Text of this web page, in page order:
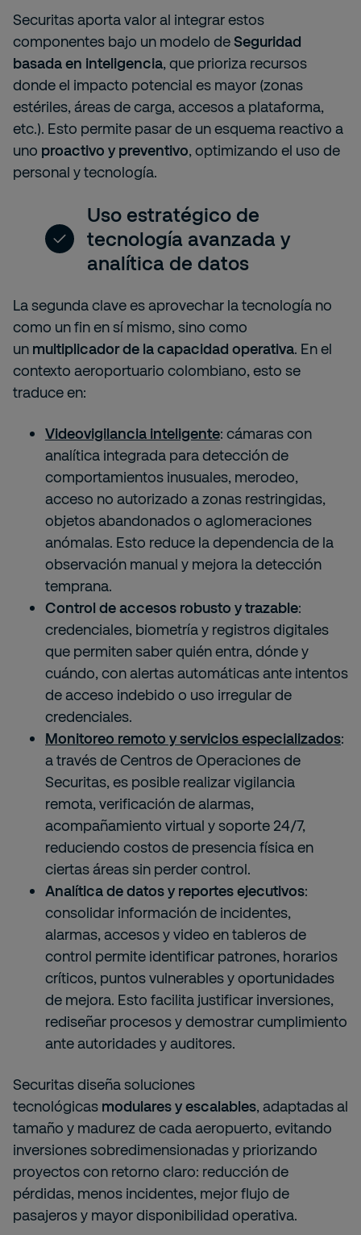
Securitas aporta valor al integrar estos
componentes bajo un modelo deSeguridad
basada en inteligencia, que prioriza recursos
donde el impacto potencial es mayor (zonas
estériles, áreas de carga, accesos a plataforma,
etc.). Esto permite pasar de un esquema reactivo a
uno proactivo y preventivo, optimizando el uso de
personal y tecnología.
Uso estratégico de
tecnología avanzada y
analítica de datos
La segunda clave es aprovechar la tecnología no
como un fin en sí mismo, sino como
un multiplicador de la capacidad operativa. En el
contexto aeroportuario colombiano, esto se
traduce en:
Videovigilancia inteligente: cámaras con
analítica integrada para detección de
comportamientos inusuales, merodeo,
acceso no autorizado a zonas restringidas,
objetos abandonados o aglomeraciones
anómalas. Esto reduce la dependencia de la
observación manual y mejora la detección
temprana.
Control de accesos robusto y trazable:
credenciales, biometría y registros digitales
que permiten saber quién entra, dónde y
cuándo, con alertas automáticas ante intentos
de acceso indebido o uso irregular de
credenciales.
Monitoreo remoto y servicios especializados:
a través de Centros de Operaciones de
Securitas, es posible realizar vigilancia
remota, verificación de alarmas,
acompañamiento virtual y soporte 24/7,
reduciendo costos de presencia física en
ciertas áreas sin perder control.
Analítica de datos y reportes ejecutivos:
consolidar información de incidentes,
alarmas, accesos y video en tableros de
control permite identificar patrones, horarios
críticos, puntos vulnerables y oportunidades
de mejora. Esto facilita justificar inversiones,
rediseñar procesos y demostrar cumplimiento
ante autoridades y auditores.
Securitas diseña soluciones
tecnológicas modulares y escalables, adaptadas al
tamaño y madurez de cada aeropuerto, evitando
inversiones sobredimensionadas y priorizando
proyectos con retorno claro: reducción de
pérdidas, menos incidentes, mejor flujo de
pasajeros y mayor disponibilidad operativa.